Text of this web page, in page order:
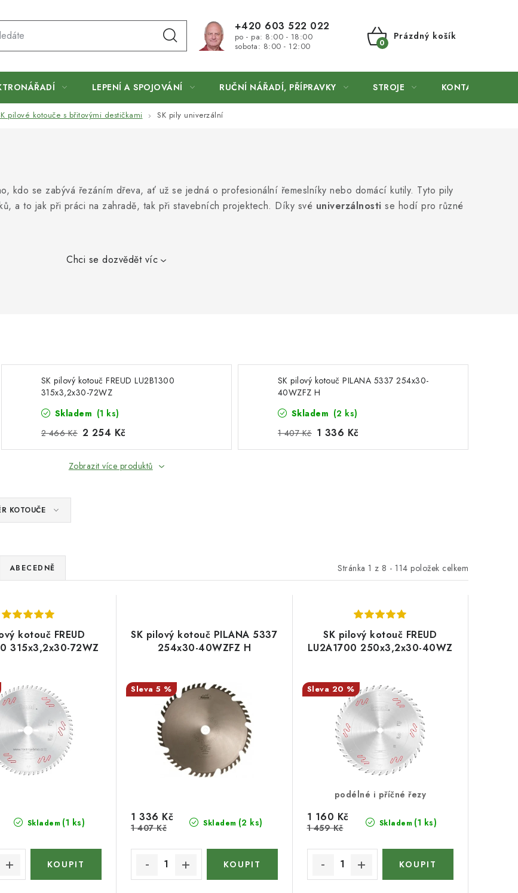
+420 603 522 022
po - pa: 8:00 - 18:00
sobota: 8:00 - 12:00
NÁKUPNÍ
Prázdný košík
LEPENÍ A SPOJOVÁNÍ RUČNÍ NÁŘADÍ, PŘÍPRAVKY STROJE KONTAKTY
pilové kotouče s břitovými destičkami SK pily univerzální
kdo se zabývá řezáním dřeva, ať už se jedná o profesionální řemeslníky nebo domácí kutily. Tyto pily
a to jak při práci na zahradě, tak při stavebních projektech. Díky své univerzálnosti se hodí pro různé
Chci se dozvědět víc
SK pilový kotouč FREUD LU2B1300
315x3,2x30-72WZ
Skladem (1 ks)
2 466 Kč 2 254 Kč
SK pilový kotouč PILANA 5337 254x30-
40WZFZ H
Skladem (2 ks)
1 407 Kč 1 336 Kč
Zobrazit více produktů
KOTOUČE
Stránka 1 z 8 - 114 položek celkem
ABECEDNĚ
kotouč FREUD
315x3,2x30-72WZ
Skladem (1 ks)
SK pilový kotouč PILANA 5337
254x30-40WZFZ H
5 %
Skladem (2 ks)
1 336 Kč
1 407 Kč
SK pilový kotouč FREUD
LU2A1700 250x3,2x30-40WZ
20 %
podélné i příčné řezy
Skladem (1 ks)
1 160 Kč
1 459 Kč